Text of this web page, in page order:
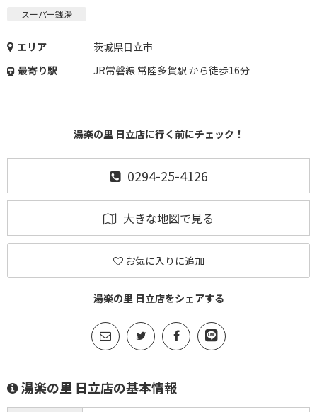
スーパー銭湯
エリア
茨城県日立市
最寄り駅
JR常磐線 常陸多賀駅 から徒歩16分
湯楽の里 日立店に行く前にチェック！
0294-25-4126
大きな地図で見る
お気に入りに追加
湯楽の里 日立店をシェアする
湯楽の里 日立店の基本情報